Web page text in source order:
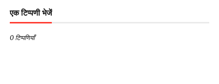
एक टिप्पणी भेजें
0 टिप्पणियाँ